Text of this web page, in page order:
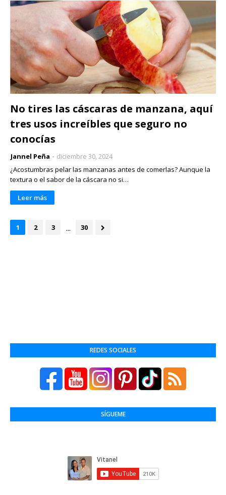
No tires las cáscaras de manzana, aquí
tres usos increíbles que seguro no
conocías
Jannel Peña
diciembre 30, 2024
¿Acostumbras pelar las manzanas antes de comerlas? Aunque la
textura o el sabor de la cáscara no si…
Leer más
1 2 3 ... 30
REDES SOCIALES
SÍGUEME